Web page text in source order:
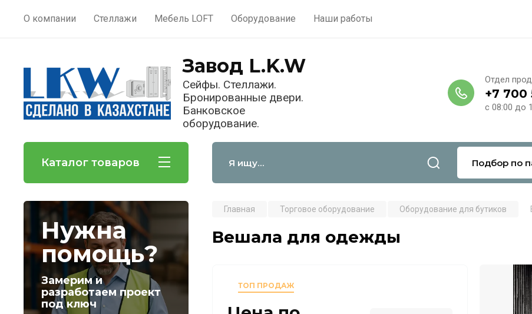
О компании Стеллажи Мебель LOFT Оборудование Наши работы
Завод L.K.W
Сейфы. Стеллажи.
Бронированные двери.
Банковское
оборудование.
Отдел
+7 700
с 08:00 до
Каталог товаров Подбор по
Нужна
помощь?
Замерим и
разработаем проект
под ключ
Главная Торговое оборудование Оборудование для бутиков
Вешала для одежды
ТОП ПРОДАЖ